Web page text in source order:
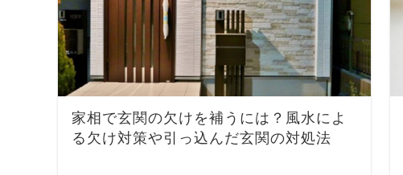
家相で玄関の欠けを補うには？風水によ
る欠け対策や引っ込んだ玄関の対処法